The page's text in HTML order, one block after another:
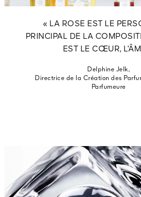
« LA ROSE EST LE
PRINCIPAL DE LA
EST LE CŒUR,
Delphine Jelk,
Directrice de la Création des
Parfumeure